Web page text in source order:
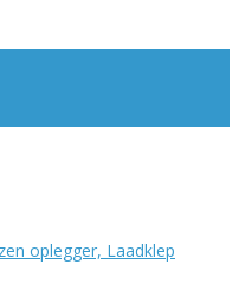
oplegger, Laadklep